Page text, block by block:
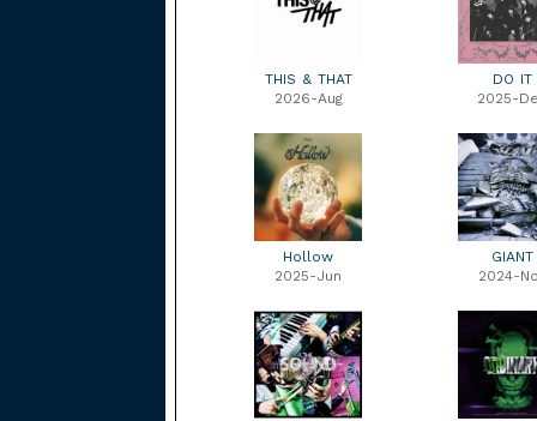
THIS & THAT
2026-Aug
DO IT
2025-
Hollow
2025-Jun
GIANT
2024-